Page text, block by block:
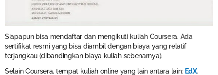
Siapapun bisa mendaftar dan mengikuti kuliah Coursera. Ada
sertifikat resmi yang bisa diambil dengan biaya yang relatif
terjangkau (dibandingkan biaya kuliah sebenarnya).
Selain Coursera, tempat kuliah online yang lain antara lain: EdX,